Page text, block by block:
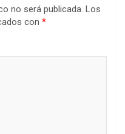
no será publicada. Los
con *